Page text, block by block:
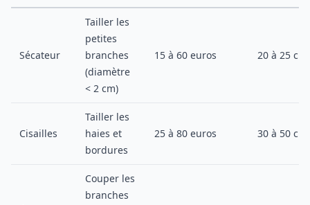
Sécateur
Tailler les
petites
branches
(diamètre
< 2 cm)
15 à 60 euros 20 à 25 cm
Cisailles
Tailler les
haies et
bordures
25 à 80 euros 30 à 50 cm
Couper les
branches